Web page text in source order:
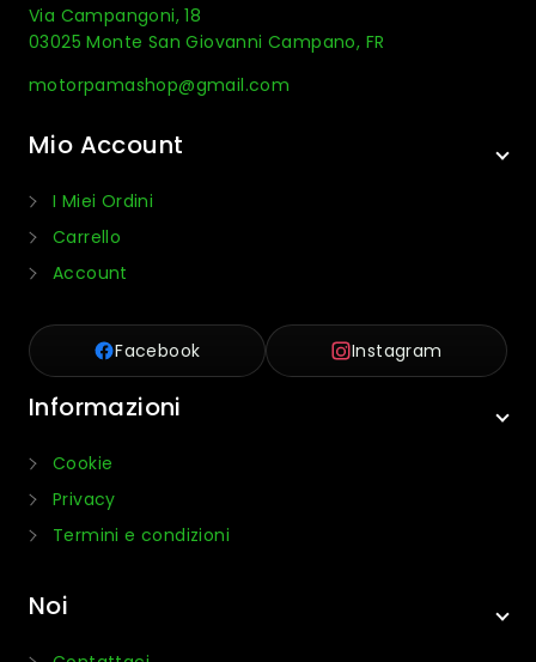
Via Campangoni, 18
03025 Monte San Giovanni Campano, FR
motorpamashop@gmail.com
Mio Account
I Miei Ordini
Carrello
Account
Facebook Instagram
Informazioni
Cookie
Privacy
Termini e condizioni
Noi